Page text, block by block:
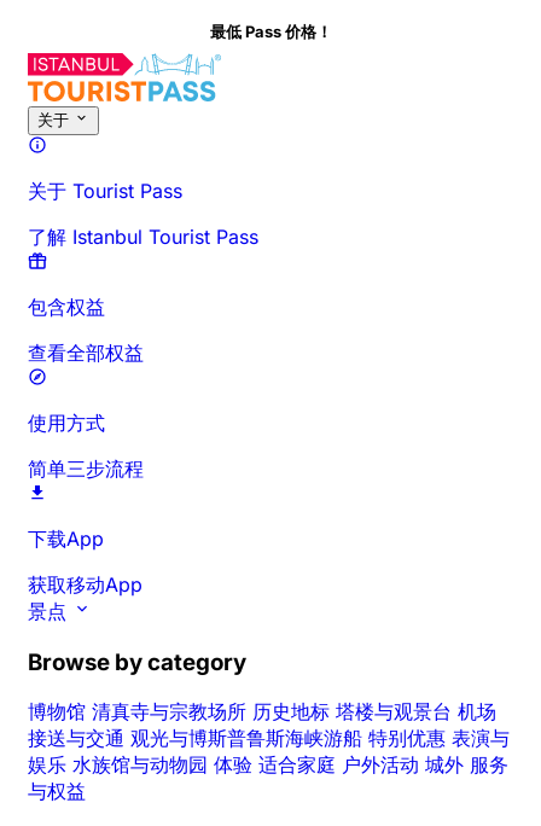
最低 Pass 价格！
关于
关于 Tourist Pass
了解 Istanbul Tourist Pass
包含权益
查看全部权益
使用方式
简单三步流程
下载App
获取移动App
景点
Browse by category
博物馆 清真寺与宗教场所 历史地标 塔楼与观景台 机场
接送与交通 观光与博斯普鲁斯海峡游船 特别优惠 表演与
娱乐 水族馆与动物园 体验 适合家庭 户外活动 城外 服务
与权益